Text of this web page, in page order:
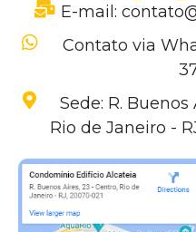
E-mail:
Contato via
Sede: R.
Rio de Janeiro -